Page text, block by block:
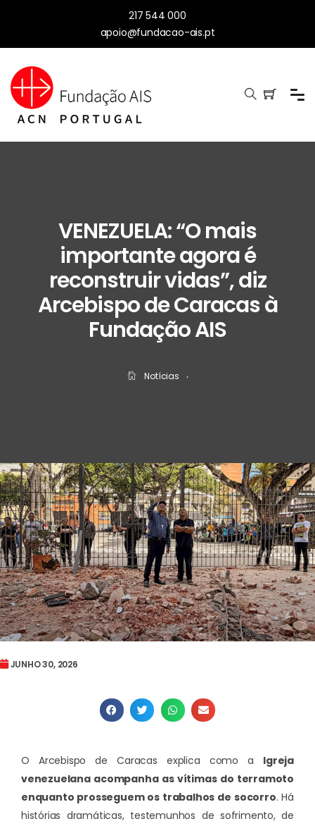
217 544 000
apoio@fundacao-ais.pt
VENEZUELA: “O mais
importante agora é
reconstruir vidas”, diz
Arcebispo de Caracas à
Fundação AIS
Notícias ‧
JUNHO 30, 2026
O Arcebispo de Caracas explica como a Igreja
venezuelana acompanha as vítimas do terramoto
enquanto prosseguem os trabalhos de socorro. Há
histórias dramáticas, testemunhos de sofrimento, de